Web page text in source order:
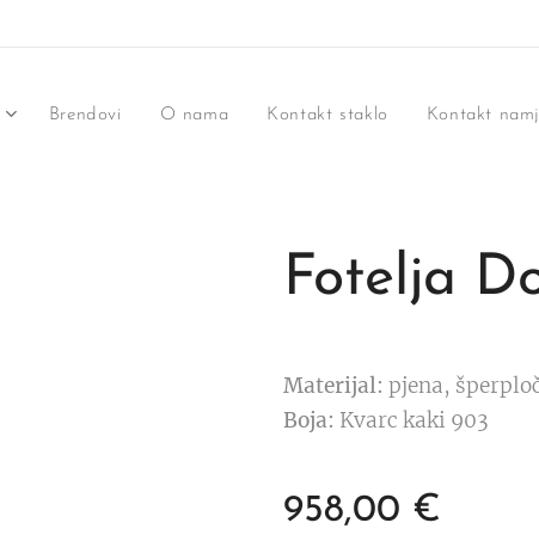
Brendovi O nama Kontakt staklo Kontakt
Fotelja
Materijal: pjena,
Boja: Kvarc kaki 903
958,00 €